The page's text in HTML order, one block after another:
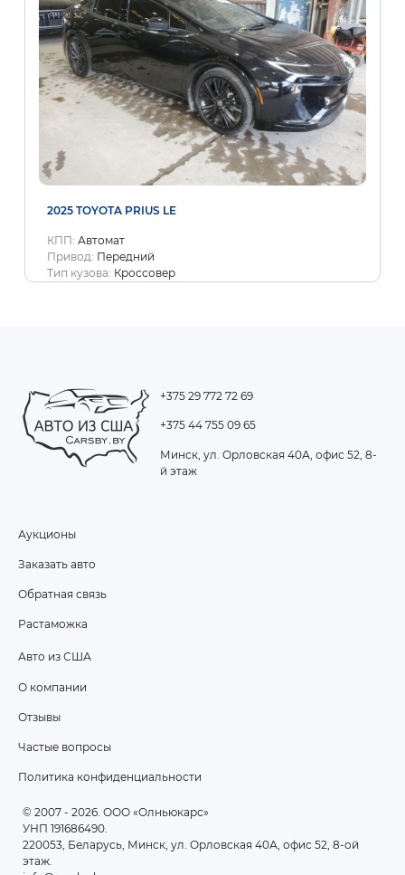
2025 TOYOTA PRIUS LE
КПП: Автомат
Привод: Передний
Тип кузова: Кроссовер
+375 29 772 72 69
+375 44 755 09 65
Минск, ул. Орловская 40А, офис 52, 8-
й этаж
FOOTER
MENU
Аукционы
Заказать авто
Обратная связь
Растаможка
2
Авто из США
О компании
Отзывы
Частые вопросы
Политика конфиденциальности
© 2007 - 2026 . ООО «Олньюкарс»
УНП 191686490.
220053, Беларусь, Минск, ул. Орловская 40А, офис 52, 8-ой
этаж.